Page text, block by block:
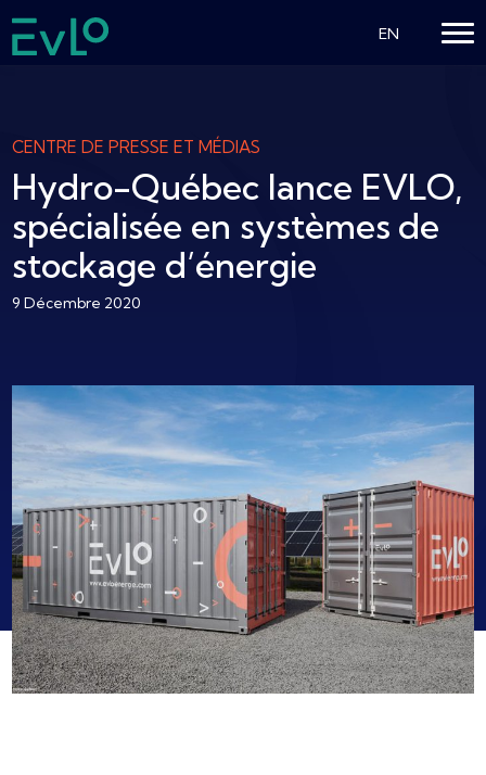
EN
CENTRE DE PRESSE ET MÉDIAS
Hydro-Québec lance EVLO,
spécialisée en systèmes de
stockage d’énergie
9 Décembre 2020